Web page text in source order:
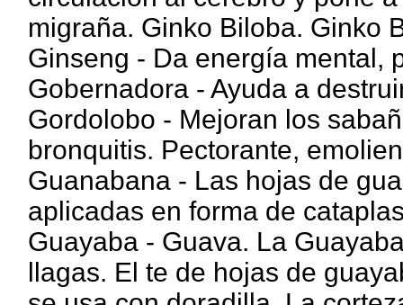
migraña. Ginko Biloba. Ginko
Ginseng - Da energía mental,
Gobernadora - Ayuda a
Gordolobo - Mejoran los
bronquitis. Pectorante,
Guanabana - Las hojas de
aplicadas en forma de
Guayaba - Guava. La
llagas. El te de hojas de